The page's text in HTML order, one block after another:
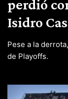
perdió
Isidro
Pese a la
de Playoffs.